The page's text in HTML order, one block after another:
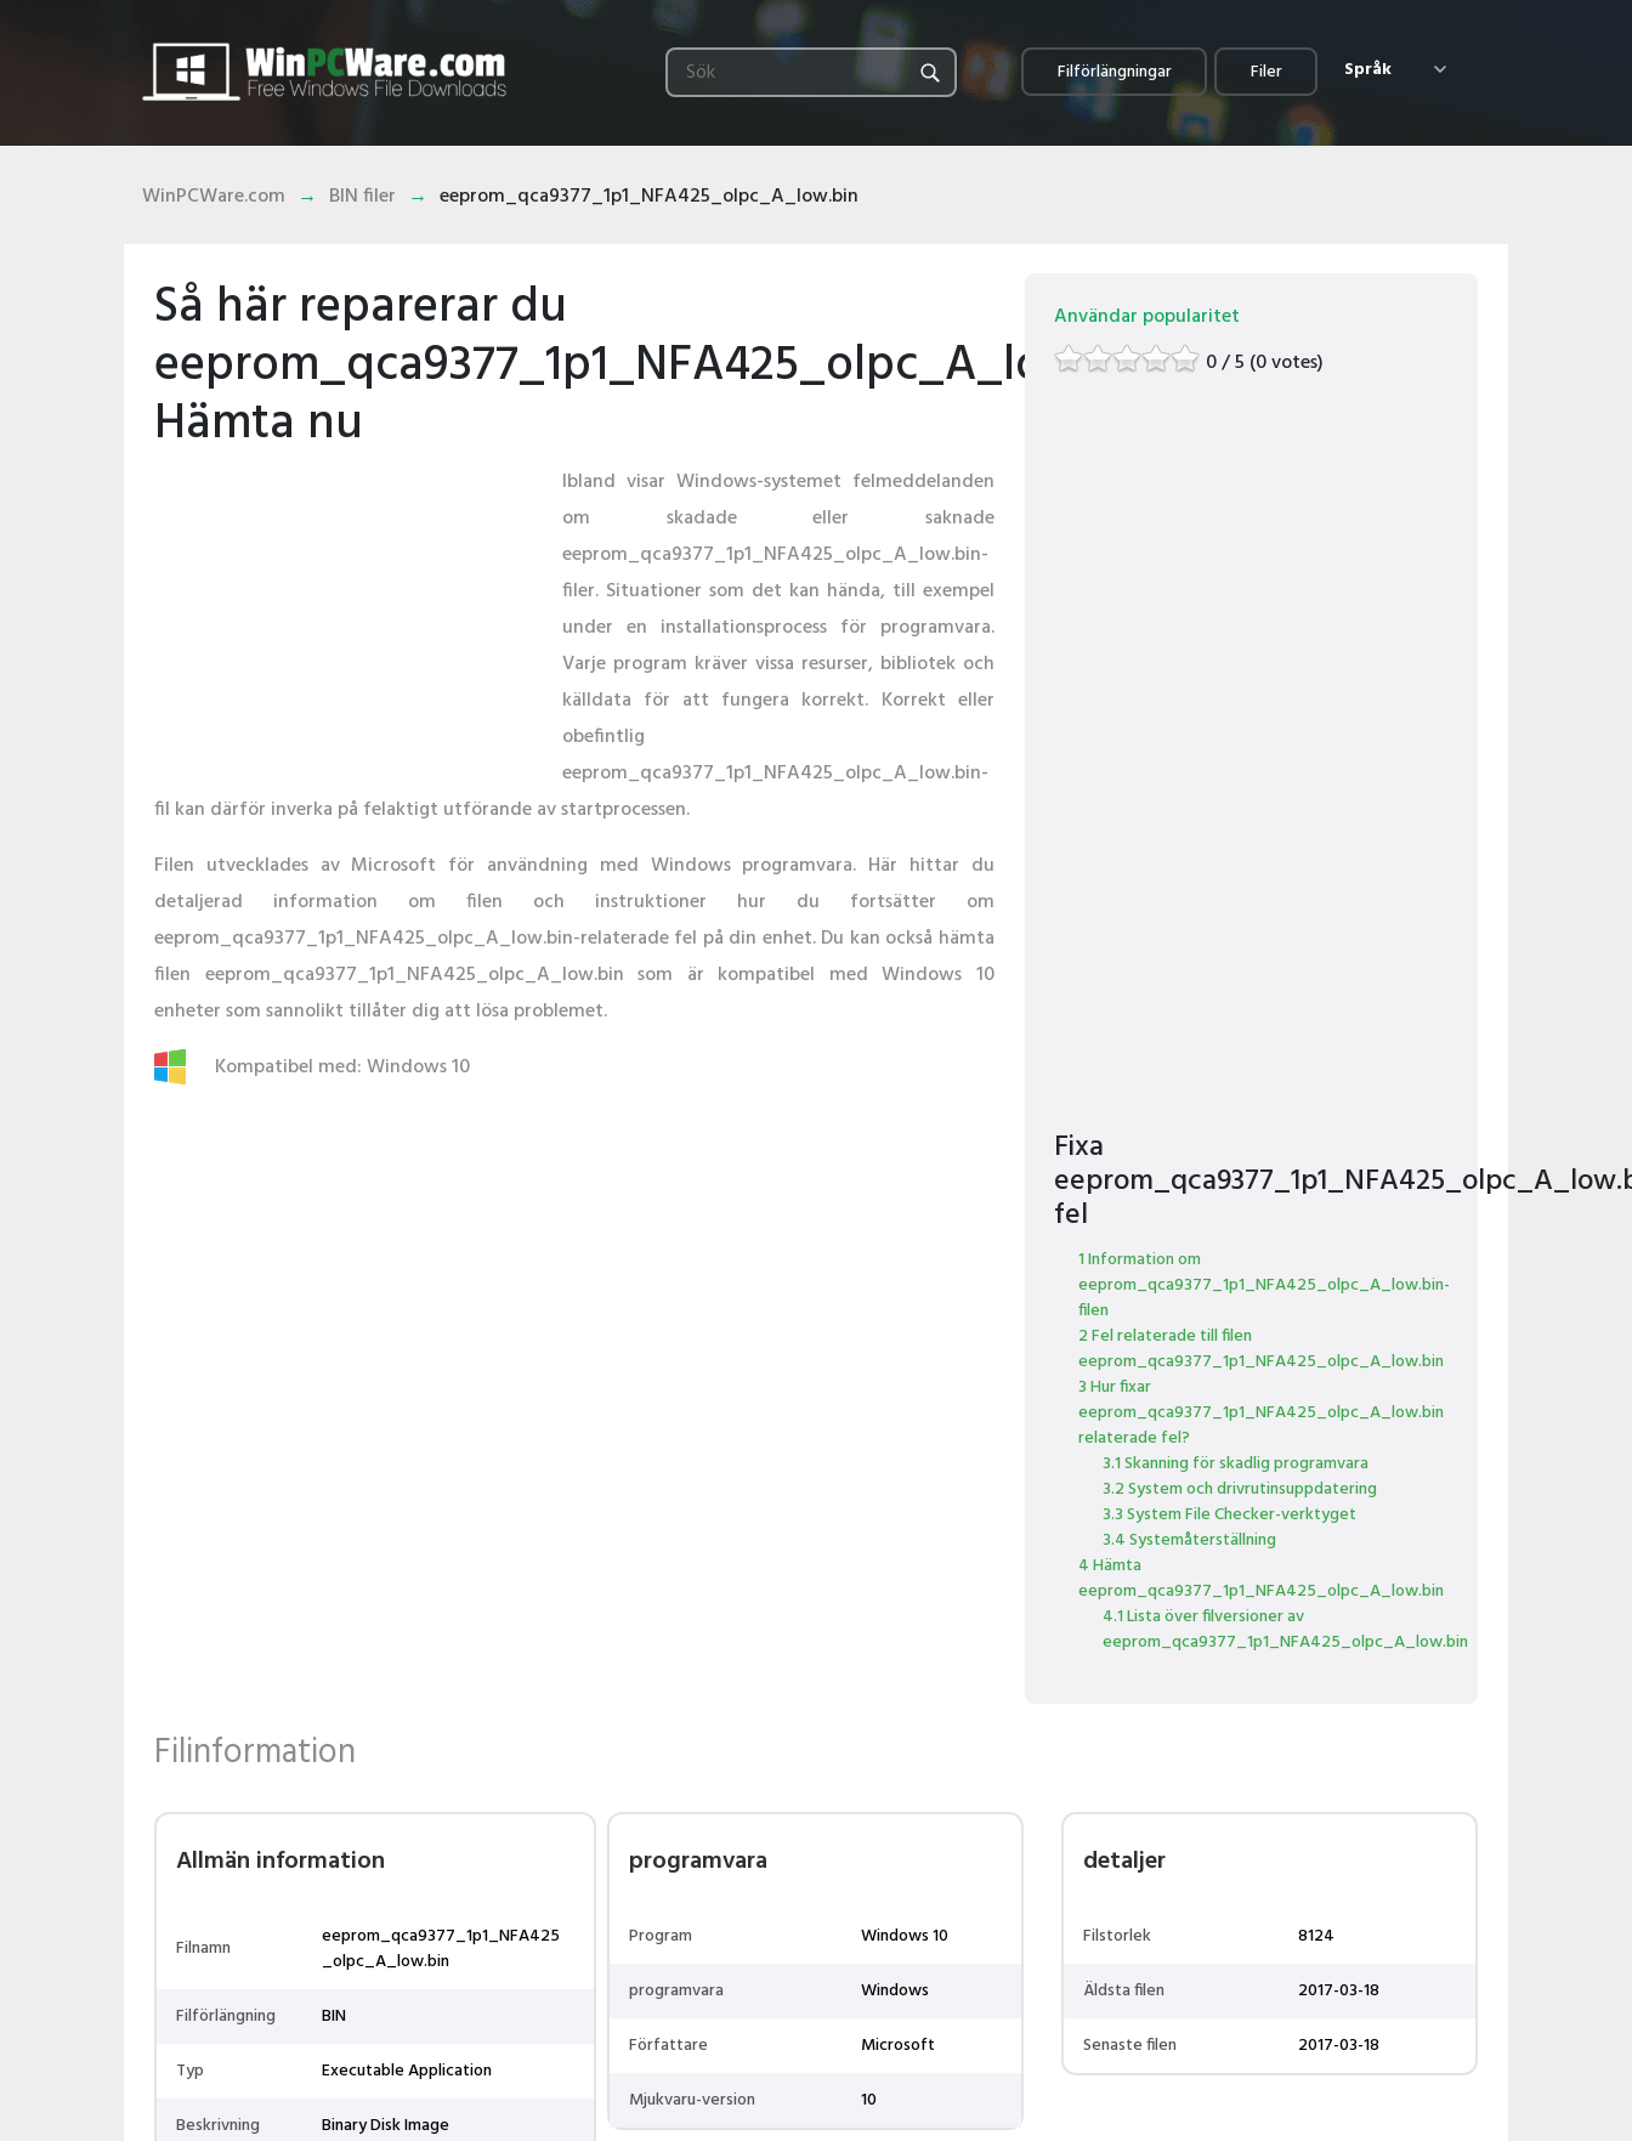
Filförlängningar Filer Språk
WinPCWare.com BIN filer eeprom_qca9377_1p1_NFA425_olpc_A_low.bin
Så här reparerar du
eeprom_qca9377_1p1_NFA425_olpc_A_low.bin?
Hämta nu
Ibland visar Windows-systemet felmeddelanden
om skadade eller saknade
eeprom_qca9377_1p1_NFA425_olpc_A_low.bin-
filer. Situationer som det kan hända, till exempel
under en installationsprocess för programvara.
Varje program kräver vissa resurser, bibliotek och
källdata för att fungera korrekt. Korrekt eller
obefintlig
eeprom_qca9377_1p1_NFA425_olpc_A_low.bin-
fil kan därför inverka på felaktigt utförande av startprocessen.
Filen utvecklades av Microsoft för användning med Windows programvara. Här hittar du
detaljerad information om filen och instruktioner hur du fortsätter om
eeprom_qca9377_1p1_NFA425_olpc_A_low.bin-relaterade fel på din enhet. Du kan också hämta
filen eeprom_qca9377_1p1_NFA425_olpc_A_low.bin som är kompatibel med Windows 10
enheter som sannolikt tillåter dig att lösa problemet.
Kompatibel med: Windows 10
Användar popularitet
0 / 5 (0 votes)
Fixa
fel
1 Information om
eeprom_qca9377_1p1_NFA425_olpc_A_low.bin-
filen
2 Fel relaterade till filen
eeprom_qca9377_1p1_NFA425_olpc_A_low.bin
3 Hur fixar
eeprom_qca9377_1p1_NFA425_olpc_A_low.bin
relaterade fel?
3.1 Skanning för skadlig programvara
3.2 System och drivrutinsuppdatering
3.3 System File Checker-verktyget
3.4 Systemåterställning
4 Hämta
eeprom_qca9377_1p1_NFA425_olpc_A_low.bin
4.1 Lista över filversioner av
eeprom_qca9377_1p1_NFA425_olpc_A_low.bin
Filinformation
Allmän information
Filnamn
eeprom_qca9377_1p1_NFA425
_olpc_A_low.bin
Filförlängning
BIN
Typ
Executable Application
Beskrivning
Binary Disk Image
programvara
Program
Windows 10
programvara
Windows
Författare
Microsoft
Mjukvaru-version
10
detaljer
Filstorlek
8124
Äldsta filen
2017-03-18
Senaste filen
2017-03-18